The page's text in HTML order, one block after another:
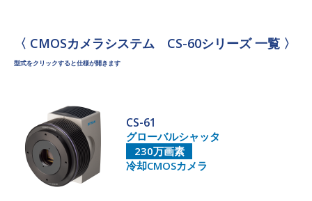
〈 CMOSカメラシステム CS-60シリーズ 一覧 〉
型式をクリックすると仕様が開きます
CS-61
グローバルシャッタ
230万画素
冷却CMOSカメラ